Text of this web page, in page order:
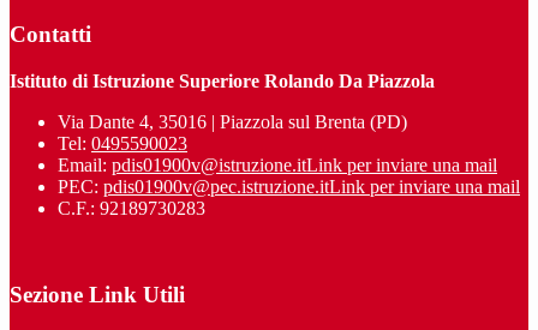
Contatti
Istituto di Istruzione Superiore Rolando Da Piazzola
Via Dante 4, 35016 | Piazzola sul Brenta (PD)
Tel: 0495590023
Email: pdis01900v@istruzione.itLink per inviare una mail
PEC: pdis01900v@pec.istruzione.itLink per inviare una mail
C.F.: 92189730283
Sezione Link Utili